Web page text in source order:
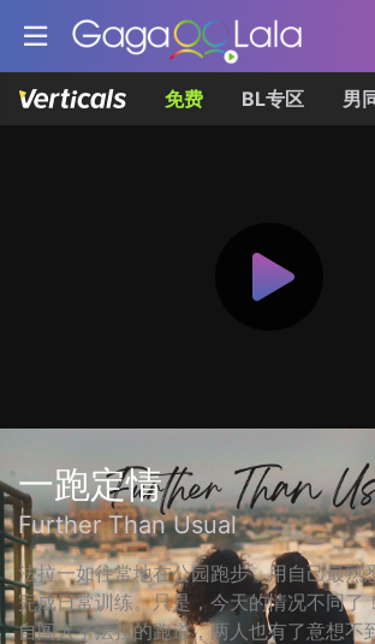
免费 BL专区 男
一跑定情
Further Than Usual
法拉一如往常地在公园跑步，用自己最熟
完成日常训练。只是，今天的情况不同了
自闯入了法拉的跑道，两人也有了意想